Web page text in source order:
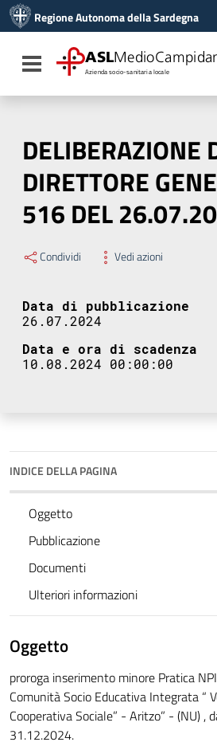
Vai al menu di navigazione
Vai al footer
Regione Autonoma della Sardegna
Toggle navigation
ASL
Azienda socio-sanitaria locale
DELIBERAZIONE
DIRETTORE
516 DEL
Condividi Vedi azioni
Data di pubblicazione
26.07.2024
Data e ora di scadenza
10.08.2024 00:00:00
INDICE DELLA PAGINA
Oggetto
Pubblicazione
Documenti
Ulteriori informazioni
Oggetto
proroga inserimento minore Pratica
Comunità Socio Educativa Integrata “
Cooperativa Sociale” - Aritzo” - (NU) ,
31.12.2024.